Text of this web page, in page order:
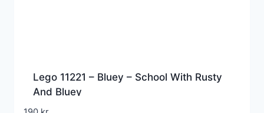
Lego 11221 – Bluey – School With Rusty
And Bluey